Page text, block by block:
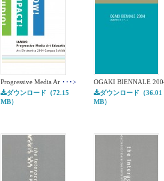
Progressive Media Ar ･･･>
ダウンロード（72.15
MB）
OGAKI BIENNALE
ダウンロード（36.01
MB）